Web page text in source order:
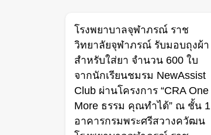
โรงพยาบาลจุฬาภรณ์ ราช
วิทยาลัยจุฬาภรณ์ รับมอบถุงผ้า
สำหรับใส่ยา จำนวน 600 ใบ
จากนักเรียนชมรม NewAssist
Club ผ่านโครงการ “CRA One
More ธรรม คุณทำได้” ณ ชั้น 1
อาคารกรมพระศรีสวางควัฒน